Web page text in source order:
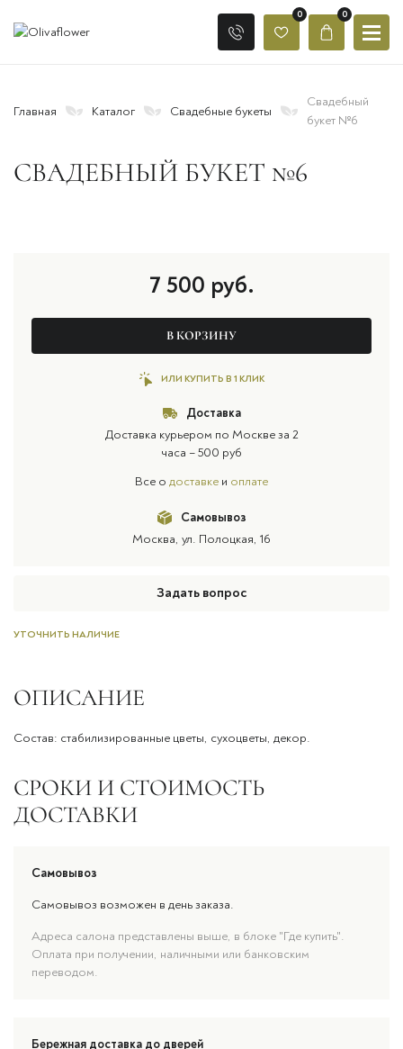
0 0
Главная Каталог Свадебные букеты
Свадебный
букет №6
СВАДЕБНЫЙ БУКЕТ №6
7 500 руб.
В КОРЗИНУ
ИЛИ КУПИТЬ В 1 КЛИК
Доставка
Доставка курьером по Москве за 2
часа – 500 руб
Все о доставке и оплате
Самовывоз
Москва, ул. Полоцкая, 16
УТОЧНИТЬ НАЛИЧИЕ
Задать вопрос
ОПИСАНИЕ
Состав: стабилизированные цветы, сухоцветы, декор.
СРОКИ И СТОИМОСТЬ
ДОСТАВКИ
Самовывоз
Самовывоз возможен в день заказа.
Адреса салона представлены выше, в блоке "Где купить".
Оплата при получении, наличными или банковским
переводом.
Бережная доставка до дверей